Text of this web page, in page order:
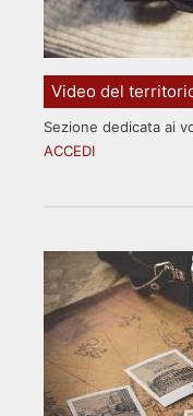
Video del
Sezione dedicata ai
ACCEDI